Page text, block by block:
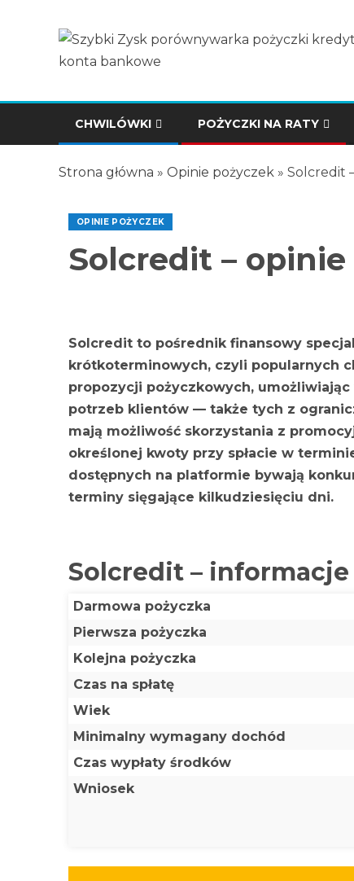
CHWILÓWKI POŻYCZKI NA RATY
Strona główna » Opinie pożyczek » Solcredit
OPINIE POŻYCZEK
Solcredit –
Solcredit to pośrednik finansowy
krótkoterminowych, czyli popularnych
propozycji pożyczkowych,
potrzeb klientów — także tych z
mają możliwość skorzystania z
określonej kwoty przy spłacie w
dostępnych na platformie bywają
terminy sięgające kilkudziesięciu dni.
Solcredit – informacje
Darmowa pożyczka
Pierwsza pożyczka
Kolejna pożyczka
Czas na spłatę
Wiek
Minimalny wymagany dochód
Czas wypłaty środków
Wniosek